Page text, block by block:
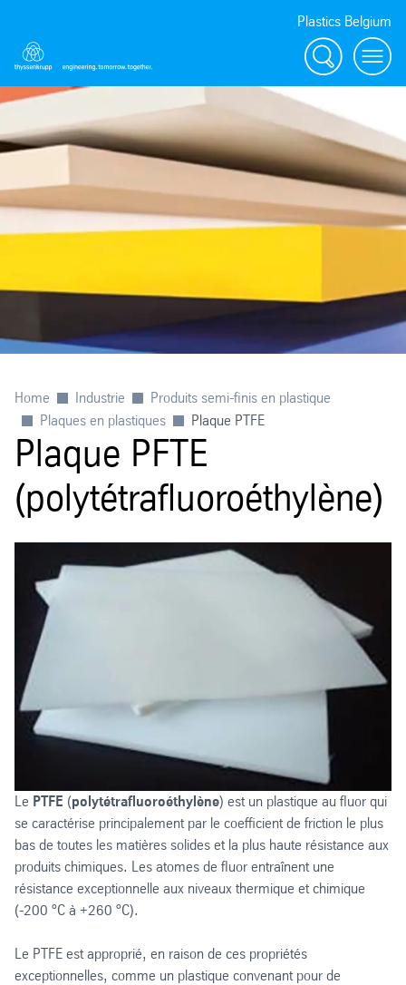
Plastics Belgium
Rechercher
Menu
Home Industrie
Produits semi-finis en plastique
Plaques en plastiques
Plaque PTFE
Plaque PFTE
(polytétrafluoroéthylène)
Le PTFE (polytétrafluoroéthylène) est un plastique au fluor qui
se caractérise principalement par le coefficient de friction le plus
bas de toutes les matières solides et la plus haute résistance aux
produits chimiques. Les atomes de fluor entraînent une
résistance exceptionnelle aux niveaux thermique et chimique
(-200 °C à +260 °C).
Le PTFE est approprié, en raison de ces propriétés
exceptionnelles, comme un plastique convenant pour de